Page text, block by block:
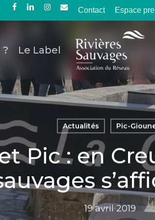
facebook
linkedininstagram
emailContact Espace
Le Label
Actualités Pic-
Pic : en
19 avril 2019